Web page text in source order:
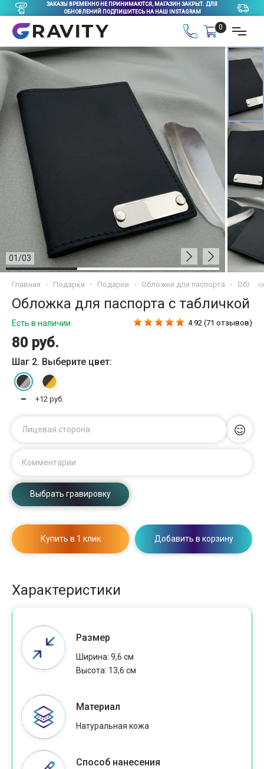
ЗАКАЗЫ ВРЕМЕННО НЕ ПРИНИМАЮТСЯ, МАГАЗИН ЗАКРЫТ. ДЛЯ
ОБНОВЛЕНИЙ ПОДПИШИТЕСЬ НА НАШ INSTAGRAM
0
01/03
Главная Подарки Подарки Обложки для паспорта
Обложка для паспорта c табличкой
Есть в наличии
80 руб.
4.92 (71 отзывов)
Шаг 2. Выберите цвет:
━ +12 руб.
Лицевая сторона
Комментарии
Выбрать гравировку
Купить в 1 клик Добавить в корзину
Характеристики
Размер
Ширина: 9,6 см
Высота: 13,6 см
Материал
Натуральная кожа
Способ нанесения